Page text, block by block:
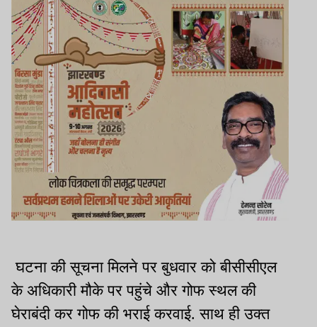
घटना की सूचना मिलने पर बुधवार को बीसीसीएल
के अधिकारी मौके पर पहुंचे और गोफ स्थल की
घेराबंदी कर गोफ की भराई करवाई. साथ ही उक्त